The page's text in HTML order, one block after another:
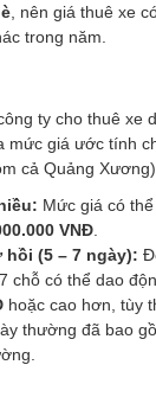
, nên giá thuê xe
trong năm.
ty cho thuê xe
mức giá ước tính
cả Quảng
Mức giá có
VNĐ
(5 – 7 ngày):
chỗ có thể dao
hoặc cao hơn, tùy
thường đã bao